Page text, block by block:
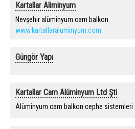
Kartallar Aliminyum
Nevşehir alüminyum cam balkon
www.kartallaraluminyum.com
Güngör Yapı
Kartallar Cam Alüminyum Ltd Şti
Alüminyum cam balkon cephe sistemleri